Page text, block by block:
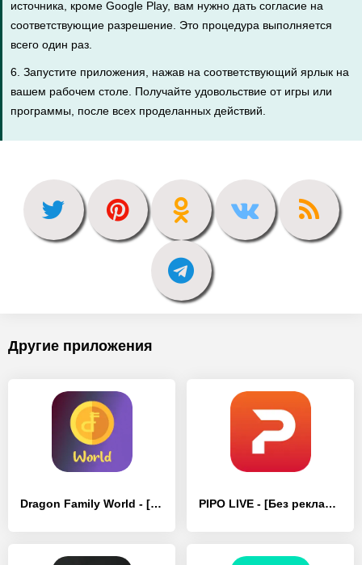
источника, кроме Google Play, вам нужно дать согласие на
соответствующие разрешение. Это процедура выполняется
всего один раз.
6. Запустите приложения, нажав на соответствующий ярлык на
вашем рабочем столе. Получайте удовольствие от игры или
программы, после всех проделанных действий.
Другие приложения
Dragon Family World - [Без рекламы] PIPO LIVE - [Без рекламы]